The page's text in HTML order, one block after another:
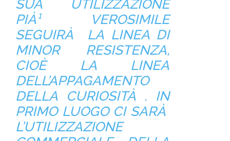
SUA UTILIZZAZIONE
PIÀ¹ VEROSIMILE
SEGUIRÀ LA LINEA DI
MINOR RESISTENZA,
CIOÈ LA LINEA
DELL’APPAGAMENTO
DELLA CURIOSITÀ . IN
PRIMO LUOGO CI SARÀ
L’UTILIZZAZIONE